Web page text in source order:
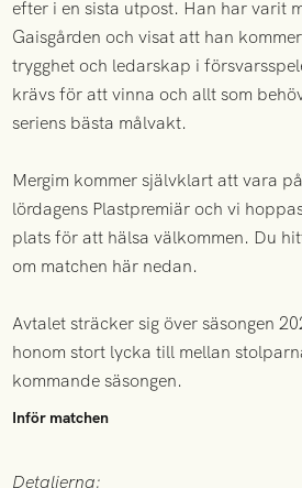
efter i en sista utpost. Han har varit
Gaisgården och visat att han
trygghet och ledarskap i
krävs för att vinna och allt som
seriens bästa målvakt.
Mergim kommer självklart att vara
lördagens Plastpremiär och vi
plats för att hälsa välkommen. Du
om matchen här nedan.
Avtalet sträcker sig över säsongen
honom stort lycka till mellan
kommande säsongen.
Inför matchen
Detaljerna: